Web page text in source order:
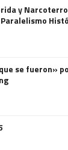
y
se fueron»